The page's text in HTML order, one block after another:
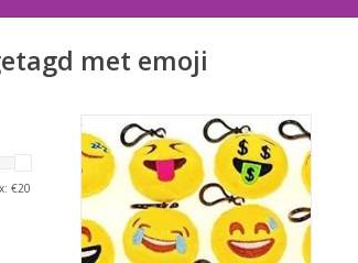
met emoji
€20
Emoji soft toy met handige clip
TOEVOEGEN AAN WINKELWAGEN